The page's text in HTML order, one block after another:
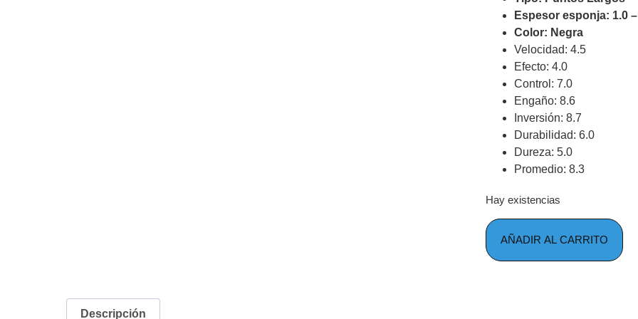
Espesor esponja: 1.0
Color: Negra
Velocidad: 4.5
Efecto: 4.0
Control: 7.0
Engaño: 8.6
Inversión: 8.7
Durabilidad: 6.0
Dureza: 5.0
Promedio: 8.3
Hay existencias
AÑADIR AL CARRITO
Descripción